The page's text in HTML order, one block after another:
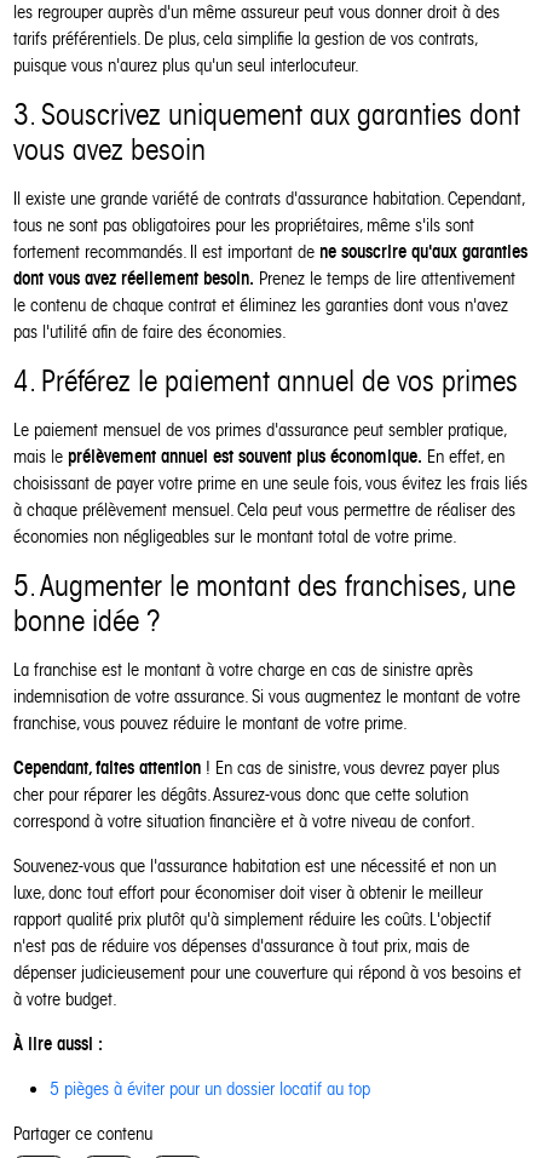
les regrouper auprès d'un même assureur peut vous donner droit à des
tarifs préférentiels. De plus, cela simplifie la gestion de vos contrats,
puisque vous n'aurez plus qu'un seul interlocuteur.
3. Souscrivez uniquement aux garanties dont
vous avez besoin
Il existe une grande variété de contrats d'assurance habitation. Cependant,
tous ne sont pas obligatoires pour les propriétaires, même s'ils sont
fortement recommandés. Il est important de ne souscrire qu'aux garanties
dont vous avez réellement besoin. Prenez le temps de lire attentivement
le contenu de chaque contrat et éliminez les garanties dont vous n'avez
pas l'utilité afin de faire des économies.
4. Préférez le paiement annuel de vos primes
Le paiement mensuel de vos primes d'assurance peut sembler pratique,
mais le prélèvement annuel est souvent plus économique. En effet, en
choisissant de payer votre prime en une seule fois, vous évitez les frais liés
à chaque prélèvement mensuel. Cela peut vous permettre de réaliser des
économies non négligeables sur le montant total de votre prime.
5. Augmenter le montant des franchises, une
bonne idée ?
La franchise est le montant à votre charge en cas de sinistre après
indemnisation de votre assurance. Si vous augmentez le montant de votre
franchise, vous pouvez réduire le montant de votre prime.
Cependant, faites attention ! En cas de sinistre, vous devrez payer plus
cher pour réparer les dégâts. Assurez-vous donc que cette solution
correspond à votre situation financière et à votre niveau de confort.
Souvenez-vous que l'assurance habitation est une nécessité et non un
luxe, donc tout effort pour économiser doit viser à obtenir le meilleur
rapport qualité prix plutôt qu'à simplement réduire les coûts. L'objectif
n'est pas de réduire vos dépenses d'assurance à tout prix, mais de
dépenser judicieusement pour une couverture qui répond à vos besoins et
à votre budget.
À lire aussi :
5 pièges à éviter pour un dossier locatif au top
Partager ce contenu